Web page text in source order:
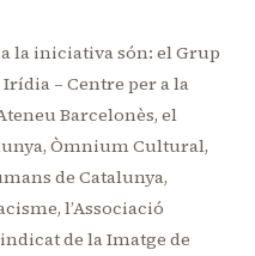
la iniciativa són: el Grup
– Centre per a la
Barcelonès, el
Òmnium Cultural,
de Catalunya,
l’Associació
de la Imatge de